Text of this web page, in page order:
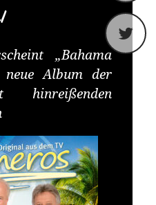
„Bahama
neue Album der
hinreißenden